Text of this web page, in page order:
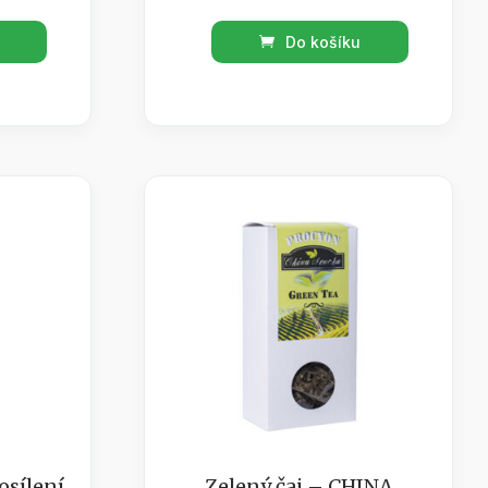
Bylinný
sirup
množství
Do košíku